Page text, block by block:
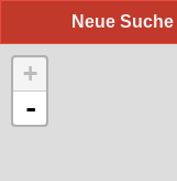
Neue Suche
+
-